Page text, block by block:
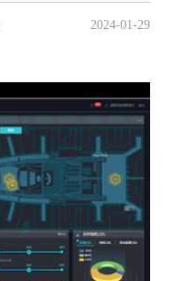
2024-01-29